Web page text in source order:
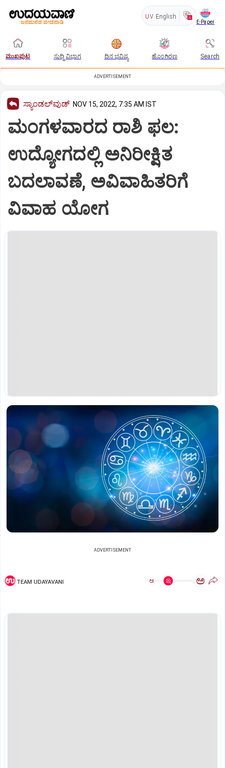
UV English
E-Paper
ಮುಖಪುಟ ಸುದ್ದಿ ವಿಭಾಗ ದಿನ ಭವಿಷ್ಯ ಹೊಂಗಿರಣ Search
ADVERTISEMENT
ಸ್ಯಾಂಡಲ್‌ವುಡ್‌ NOV 15, 2022, 7:35 AM IST
ಮಂಗಳವಾರದ ರಾಶಿ ಫಲ:
ಉದ್ಯೋಗದಲ್ಲಿ ಅನಿರೀಕ್ಷಿತ
ಬದಲಾವಣೆ, ಅವಿವಾಹಿತರಿಗೆ
ವಿವಾಹ ಯೋಗ
ADVERTISEMENT
TEAM UDAYAVANI ಅ ಅ